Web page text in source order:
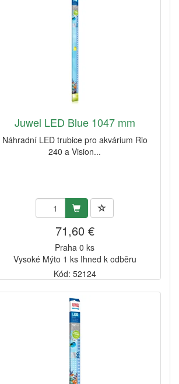
Juwel LED Blue 1047 mm
Náhradní LED trubice pro akvárium Rio
240 a Vision...
71,60 €
Praha 0 ks
Vysoké Mýto 1 ks Ihned k odběru
Kód: 52124